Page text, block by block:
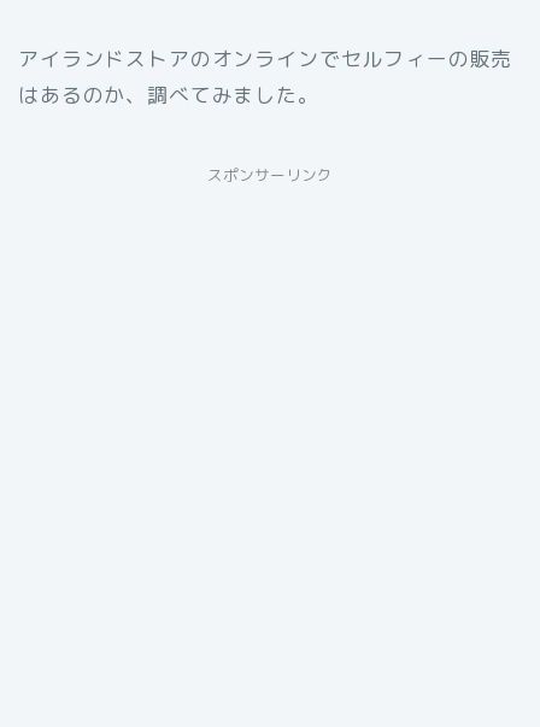
アイランドストアのオンラインでセルフィーの販売
はあるのか、調べてみました。
スポンサーリンク